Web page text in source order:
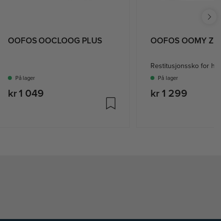
OOFOS OOCLOOG PLUS
På lager
kr 1 049
OOFOS OOMY
Restitusjonssko for
På lager
kr 1 299